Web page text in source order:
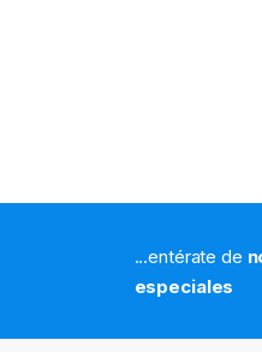
...entérate de
especiales